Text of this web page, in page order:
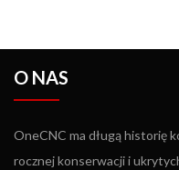
O NAS
OneCNC ma długą historię
rocznej konserwacji i